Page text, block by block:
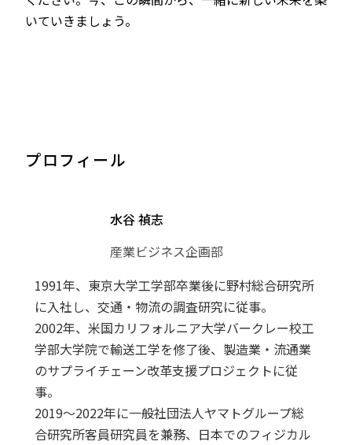
いていきましょう。
プロフィール
水谷 禎志
産業ビジネス企画部
1991年、東京大学工学部卒業後に野村総合研究所
に入社し、交通・物流の調査研究に従事。
2002年、米国カリフォルニア大学バークレー校工
学部大学院で輸送工学を修了後、製造業・流通業
のサプライチェーン改革支援プロジェクトに従
事。
2019～2022年に一般社団法人ヤマトグループ総
合研究所客員研究員を兼務、日本でのフィジカル